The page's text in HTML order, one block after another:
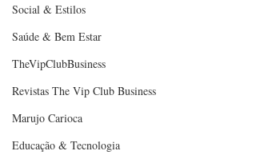
Social & Estilos
Saúde & Bem Estar
TheVipClubBusiness
Revistas The Vip Club Business
Marujo Carioca
Educação & Tecnologia